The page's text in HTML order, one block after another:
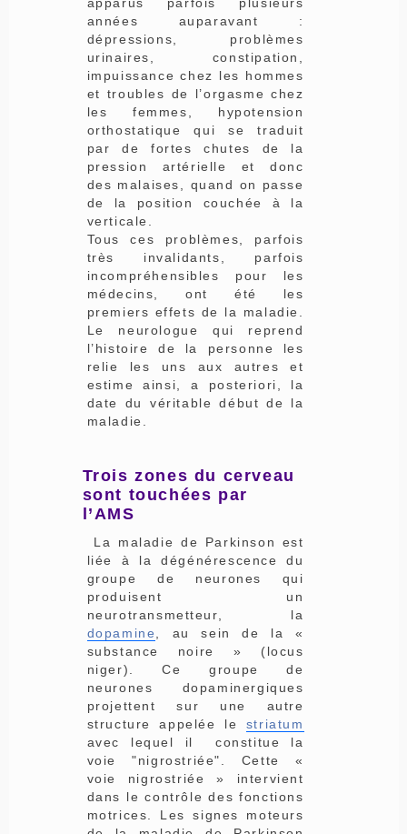
années auparavant :
dépressions, problèmes
urinaires, constipation,
impuissance chez les hommes
et troubles de l’orgasme chez
les femmes, hypotension
orthostatique qui se traduit
par de fortes chutes de la
pression artérielle et donc
des malaises, quand on passe
de la position couchée à la
verticale.
Tous ces problèmes, parfois
très invalidants, parfois
incompréhensibles pour les
médecins, ont été les
premiers effets de la maladie.
Le neurologue qui reprend
l’histoire de la personne les
relie les uns aux autres et
estime ainsi, a posteriori, la
date du véritable début de la
maladie.
Trois zones du cerveau
sont touchées par
l’AMS
La maladie de Parkinson est
liée à la dégénérescence du
groupe de neurones qui
produisent un
neurotransmetteur, la
dopamine
, au sein de la «
substance noire » (locus
niger). Ce groupe de
neurones dopaminergiques
projettent sur une autre
structure appelée le striatum
avec lequel il constitue la
voie "nigrostriée". Cette «
voie nigrostriée » intervient
dans le contrôle des fonctions
motrices. Les signes moteurs